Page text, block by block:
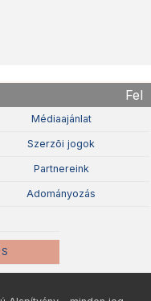
Fel
Médiaajánlat
Szerzõi jogok
Partnereink
Adományozás